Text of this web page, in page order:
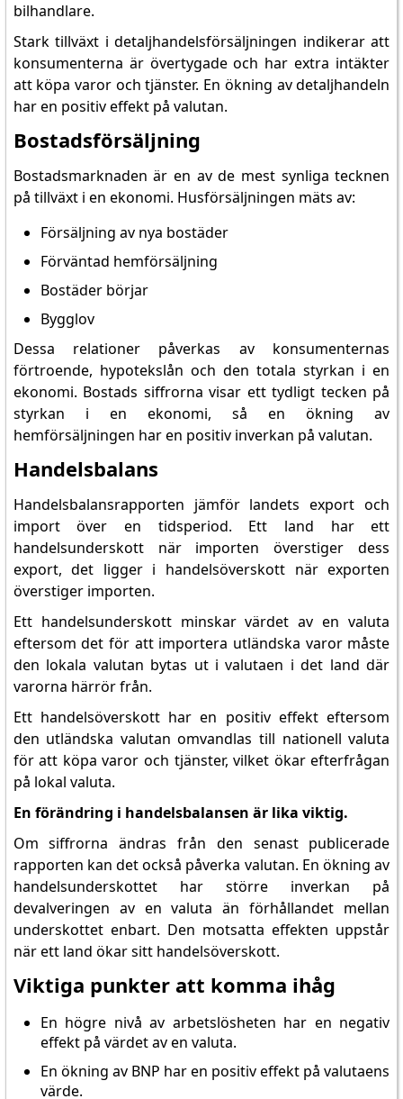
bilhandlare.
Stark tillväxt i detaljhandelsförsäljningen indikerar att
konsumenterna är övertygade och har extra intäkter
att köpa varor och tjänster. En ökning av detaljhandeln
har en positiv effekt på valutan.
Bostadsförsäljning
Bostadsmarknaden är en av de mest synliga tecknen
på tillväxt i en ekonomi. Husförsäljningen mäts av:
Försäljning av nya bostäder
Förväntad hemförsäljning
Bostäder börjar
Bygglov
Dessa relationer påverkas av konsumenternas
förtroende, hypotekslån och den totala styrkan i en
ekonomi. Bostads siffrorna visar ett tydligt tecken på
styrkan i en ekonomi, så en ökning av
hemförsäljningen har en positiv inverkan på valutan.
Handelsbalans
Handelsbalansrapporten jämför landets export och
import över en tidsperiod. Ett land har ett
handelsunderskott när importen överstiger dess
export, det ligger i handelsöverskott när exporten
överstiger importen.
Ett handelsunderskott minskar värdet av en valuta
eftersom det för att importera utländska varor måste
den lokala valutan bytas ut i valutaen i det land där
varorna härrör från.
Ett handelsöverskott har en positiv effekt eftersom
den utländska valutan omvandlas till nationell valuta
för att köpa varor och tjänster, vilket ökar efterfrågan
på lokal valuta.
En förändring i handelsbalansen är lika viktig.
Om siffrorna ändras från den senast publicerade
rapporten kan det också påverka valutan. En ökning av
handelsunderskottet har större inverkan på
devalveringen av en valuta än förhållandet mellan
underskottet enbart. Den motsatta effekten uppstår
när ett land ökar sitt handelsöverskott.
Viktiga punkter att komma ihåg
En högre nivå av arbetslösheten har en negativ
effekt på värdet av en valuta.
En ökning av BNP har en positiv effekt på valutaens
värde.